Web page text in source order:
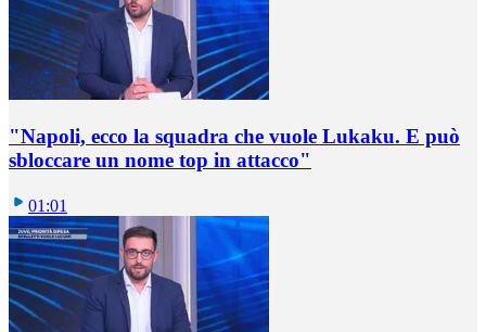
"Napoli, ecco la squadra che vuole Lukaku. E può
sbloccare un nome top in attacco"
01:01